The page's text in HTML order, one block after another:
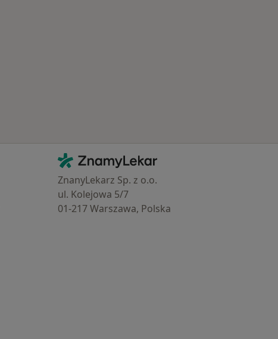
Kontakt
ZnamyLekar - Hlavní stránka
ZnanyLekarz Sp. z o.o.
ul. Kolejowa 5/7
01-217 Warszawa, Polska